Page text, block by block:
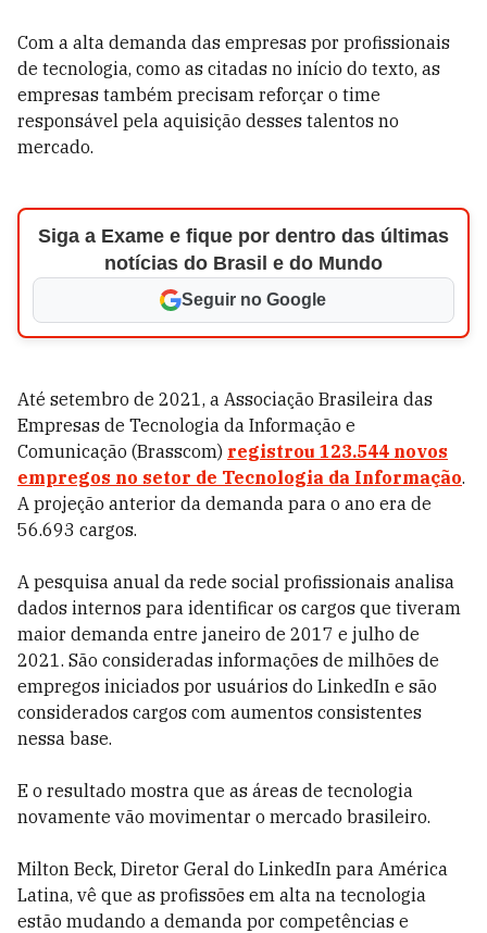
Com a alta demanda das empresas por profissionais
de tecnologia, como as citadas no início do texto, as
empresas também precisam reforçar o time
responsável pela aquisição desses talentos no
mercado.
Siga a Exame e fique por dentro das últimas
notícias do Brasil e do Mundo
Seguir no Google
Até setembro de 2021, a Associação Brasileira das
Empresas de Tecnologia da Informação e
Comunicação (Brasscom) registrou 123.544 novos
empregos no setor de Tecnologia da Informação.
A projeção anterior da demanda para o ano era de
56.693 cargos.
A pesquisa anual da rede social profissionais analisa
dados internos para identificar os cargos que tiveram
maior demanda entre janeiro de 2017 e julho de
2021. São consideradas informações de milhões de
empregos iniciados por usuários do LinkedIn e são
considerados cargos com aumentos consistentes
nessa base.
E o resultado mostra que as áreas de tecnologia
novamente vão movimentar o mercado brasileiro.
Milton Beck, Diretor Geral do LinkedIn para América
Latina, vê que as profissões em alta na tecnologia
estão mudando a demanda por competências e